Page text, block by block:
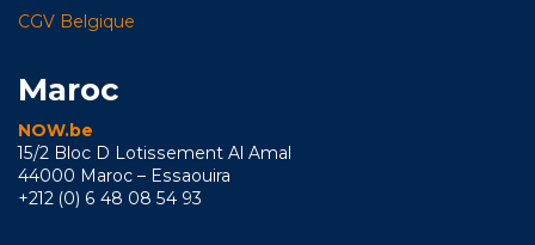
CGV Belgique
Maroc
NOW.be
15/2 Bloc D Lotissement Al Amal
44000 Maroc – Essaouira
+212 (0) 6 48 08 54 93